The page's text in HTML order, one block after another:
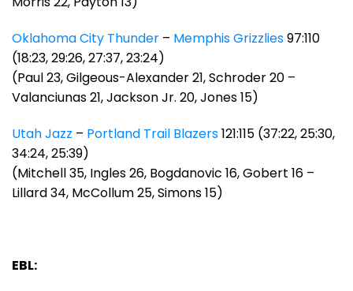
Oklahoma City Thunder – Memphis Grizzlies97:110
(18:23, 29:26, 27:37, 23:24)
(Paul 23, Gilgeous-Alexander 21, Schroder 20 –
Valanciunas 21, Jackson Jr. 20, Jones 15)
Utah Jazz – Portland Trail Blazers121:115 (37:22, 25:30,
34:24, 25:39)
(Mitchell 35, Ingles 26, Bogdanovic 16, Gobert 16 –
Lillard 34, McCollum 25, Simons 15)
EBL: